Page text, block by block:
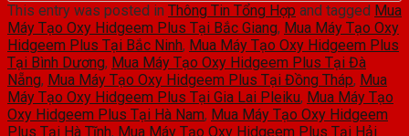
This entry was posted in Thông Tin Tổng Hợp and tagged Mua
Máy Tạo Oxy Hidgeem Plus Tại Bắc Giang, Mua Máy Tạo Oxy
Hidgeem Plus Tại Bắc Ninh, Mua Máy Tạo Oxy Hidgeem Plus
Tại Bình Dương, Mua Máy Tạo Oxy Hidgeem Plus Tại Đà
Nẵng, Mua Máy Tạo Oxy Hidgeem Plus Tại Đồng Tháp, Mua
Máy Tạo Oxy Hidgeem Plus Tại Gia Lai Pleiku, Mua Máy Tạo
Oxy Hidgeem Plus Tại Hà Nam, Mua Máy Tạo Oxy Hidgeem
Plus Tại Hà Tĩnh, Mua Máy Tạo Oxy Hidgeem Plus Tại Hải